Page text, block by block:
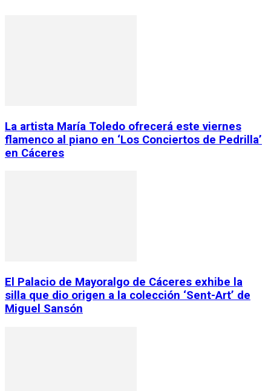
La artista María Toledo ofrecerá este viernes
flamenco al piano en ‘Los Conciertos de Pedrilla’
en Cáceres
El Palacio de Mayoralgo de Cáceres exhibe la
silla que dio origen a la colección ‘Sent-Art’ de
Miguel Sansón